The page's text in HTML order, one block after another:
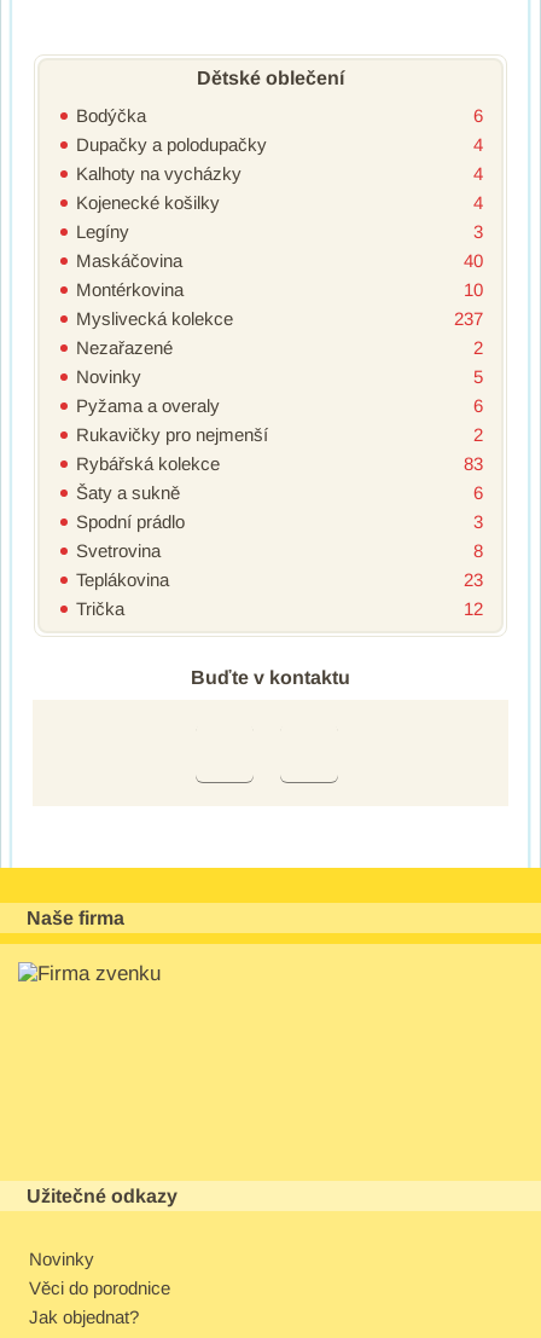
Dětské oblečení
Bodýčka
6
Dupačky a polodupačky
4
Kalhoty na vycházky
4
Kojenecké košilky
4
Legíny
3
Maskáčovina
40
Montérkovina
10
Myslivecká kolekce
237
Nezařazené
2
Novinky
5
Pyžama a overaly
6
Rukavičky pro nejmenší
2
Rybářská kolekce
83
Šaty a sukně
6
Spodní prádlo
3
Svetrovina
8
Teplákovina
23
Trička
12
Buďte v kontaktu
Naše firma
Užitečné odkazy
Novinky
Věci do porodnice
Jak objednat?